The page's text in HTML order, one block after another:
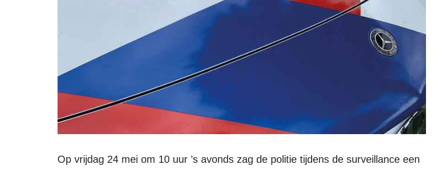
Op vrijdag 24 mei om 10 uur ’s avonds zag de politie tijdens de surveillance een